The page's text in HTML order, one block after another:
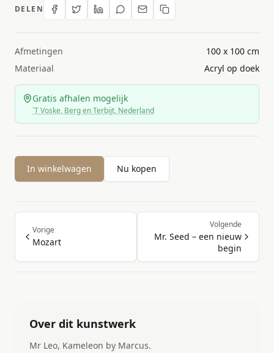
DELEN
Afmetingen
100 x 100 cm
Materiaal
Acryl op doek
Gratis afhalen mogelijk
`T Voske, Berg en Terbijt, Nederland
In winkelwagen Nu kopen
Vorige
Mozart
Volgende
Mr. Seed – een nieuw
begin
Over dit kunstwerk
Mr Leo, Kameleon by Marcus.